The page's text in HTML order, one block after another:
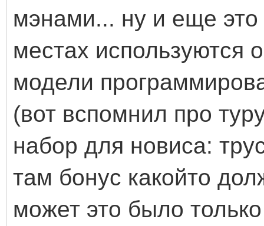
мэнами... ну и еще
местах используются
модели
(вот вспомнил про
набор для новиса:
там бонус какойто
может это было